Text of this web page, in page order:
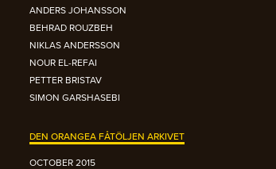
ANDERS JOHANSSON
BEHRAD ROUZBEH
NIKLAS ANDERSSON
NOUR EL-REFAI
PETTER BRISTAV
SIMON GARSHASEBI
DEN ORANGEA FÅTÖLJEN ARKIVET
OCTOBER 2015